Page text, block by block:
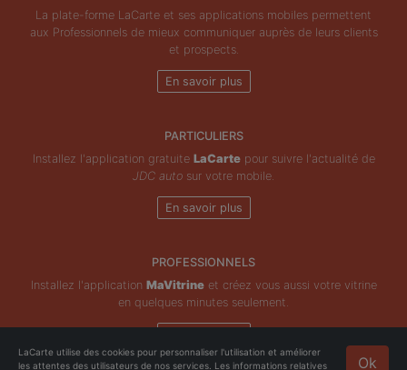
La plate-forme LaCarte et ses applications mobiles permettent
aux Professionnels de mieux communiquer auprès de leurs clients
et prospects.
En savoir plus
PARTICULIERS
Installez l'application gratuite LaCartepour suivre l'actualité de
JDC auto sur votre mobile.
En savoir plus
PROFESSIONNELS
Installez l'application MaVitrineet créez vous aussi votre vitrine
en quelques minutes seulement.
Ok
LaCarte utilise des cookies pour personnaliser l'utilisation et améliorer
les attentes des utilisateurs de nos services. Les informations relatives